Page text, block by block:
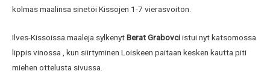
kolmas maalinsa sinetöi Kissojen 1-7 vierasvoiton.
Ilves-Kissoissa maaleja sylkenytBerat Grabovciistui nyt katsomossa
lippis vinossa , kun siirtyminen Loiskeen paitaan kesken kautta piti
miehen ottelusta sivussa.